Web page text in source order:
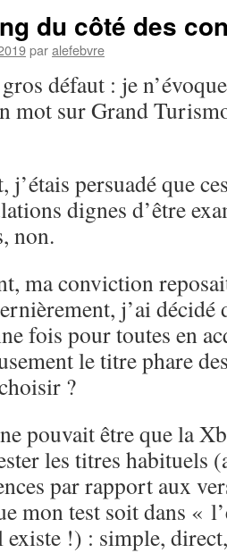
du côté des
paralefebvre
défaut : je
mot sur Grand
j’étais persuadé que
dignes d’être
non.
ma conviction
j’ai décidé
fois pour toutes en
le titre phare
?
pouvait être que la
les titres habituels
par rapport aux
mon test soit dans «
existe !) : simple,